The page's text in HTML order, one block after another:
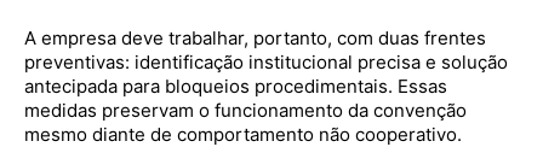
A empresa deve trabalhar, portanto, com duas frentes
preventivas: identificação institucional precisa e solução
antecipada para bloqueios procedimentais. Essas
medidas preservam o funcionamento da convenção
mesmo diante de comportamento não cooperativo.